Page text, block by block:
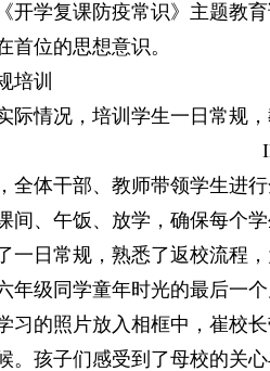
开学复课防疫常识》主题教
首位的思想意识。
培训
际情况，培训学生一日常规
全体干部、教师带领学生进
间、午饭、放学，确保每个
一日常规，熟悉了返校流程
年级同学童年时光的最后一
习的照片放入相框中，崔校
。孩子们感受到了母校的关